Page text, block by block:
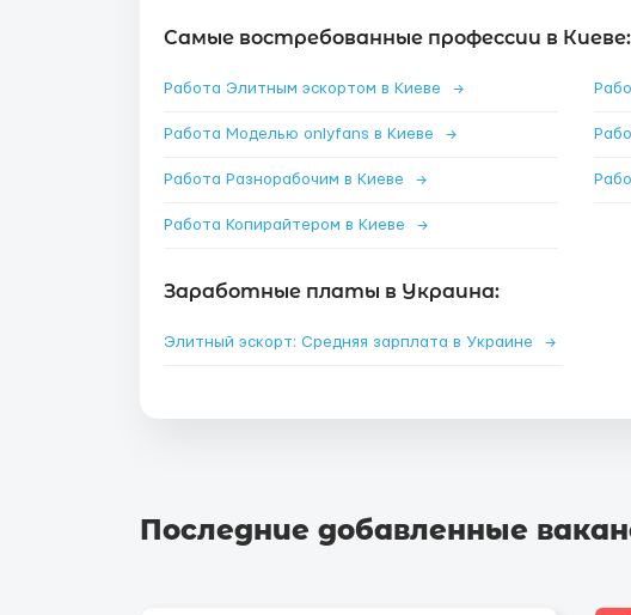
Самые востребованные профессии в Киеве:
Работа Элитным эскортом в Киеве →
Работа Моделью onlyfans в Киеве →
Работа Разнорабочим в Киеве →
Работа Копирайтером в Киеве →
Заработные платы в Украина:
Элитный эскорт: Средняя зарплата в Украине →
Последние добавленные